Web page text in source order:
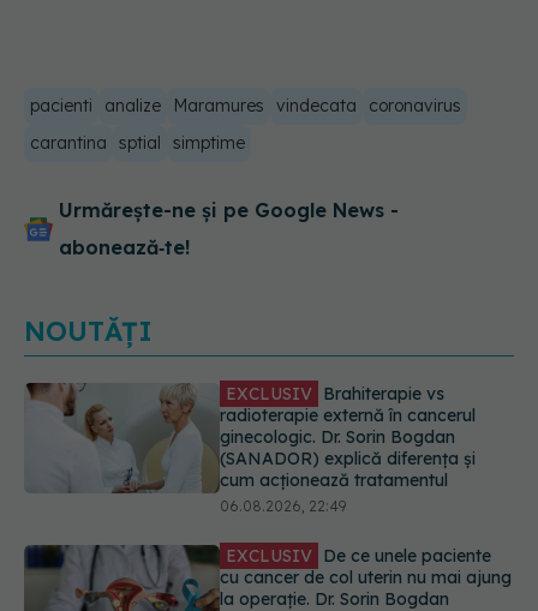
pacienti analize Maramures vindecata
coronavirus
carantina
sptial simptime
Urmărește-ne și pe Google News -
abonează‑te!
NOUTĂȚI
EXCLUSIV De ce unele paciente
cu cancer de col uterin nu mai ajung
la operație. Dr. Sorin Bogdan
(SANADOR): Intervenția
chirurgicală, doar în situații
06.08.2026, 20:45
Alertă în Europa după un nou caz